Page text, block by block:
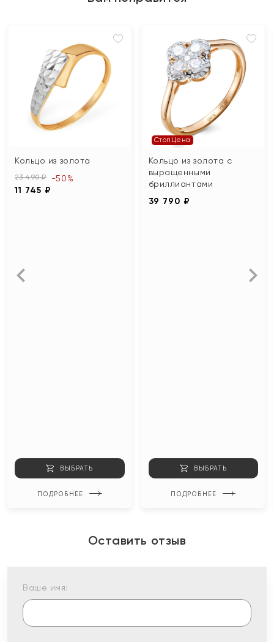
Кольцо из золота
23 490 ₽
11 745 ₽
-50%
ВЫБРАТЬ
ПОДРОБНЕЕ
СтопЦена
Кольцо из золота с
выращенными
бриллиантами
39 790 ₽
ВЫБРАТЬ
ПОДРОБНЕЕ
Оставить отзыв
Ваше имя: